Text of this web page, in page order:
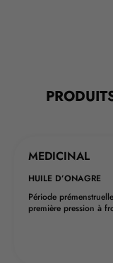
MEDICINAL
HUILE D’ONAGRE
Période
première pression à